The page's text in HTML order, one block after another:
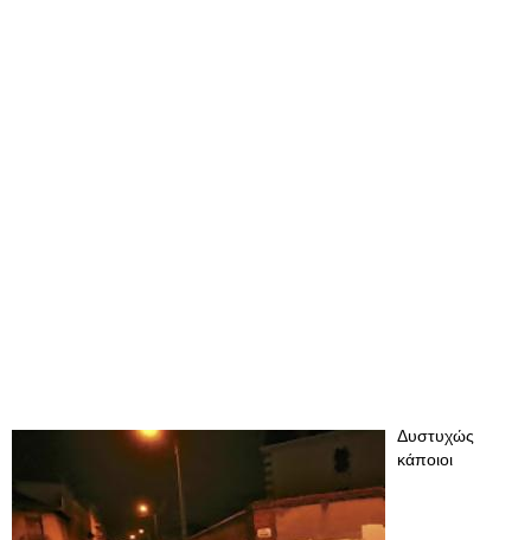
Δυστυχώς
κάποιοι